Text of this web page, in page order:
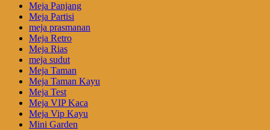
Meja Panjang
Meja Partisi
meja prasmanan
Meja Retro
Meja Rias
meja sudut
Meja Taman
Meja Taman Kayu
Meja Test
Meja VIP Kaca
Meja Vip Kayu
Mini Garden